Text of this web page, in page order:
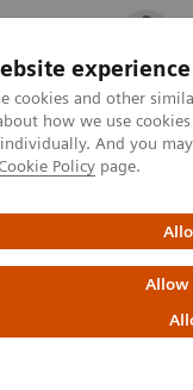
experience
cookies and other
how we use
And you
Policy page.
Allow
Sağlık
photon-counting CT
and